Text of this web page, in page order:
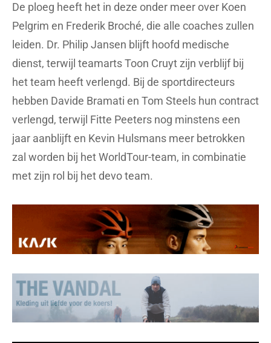
De ploeg heeft het in deze onder meer over Koen
Pelgrim en Frederik Broché, die alle coaches zullen
leiden. Dr. Philip Jansen blijft hoofd medische
dienst, terwijl teamarts Toon Cruyt zijn verblijf bij
het team heeft verlengd. Bij de sportdirecteurs
hebben Davide Bramati en Tom Steels hun contract
verlengd, terwijl Fitte Peeters nog minstens een
jaar aanblijft en Kevin Hulsmans meer betrokken
zal worden bij het WorldTour-team, in combinatie
met zijn rol bij het devo team.